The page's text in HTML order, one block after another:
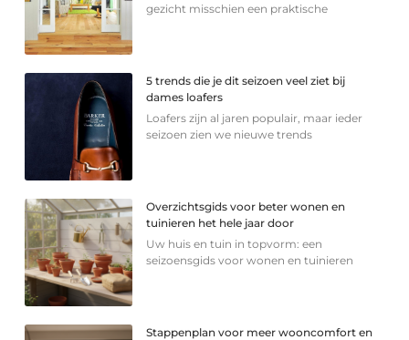
gezicht misschien een praktische
5 trends die je dit seizoen veel ziet bij
dames loafers
Loafers zijn al jaren populair, maar ieder
seizoen zien we nieuwe trends
Overzichtsgids voor beter wonen en
tuinieren het hele jaar door
Uw huis en tuin in topvorm: een
seizoensgids voor wonen en tuinieren
Stappenplan voor meer wooncomfort en